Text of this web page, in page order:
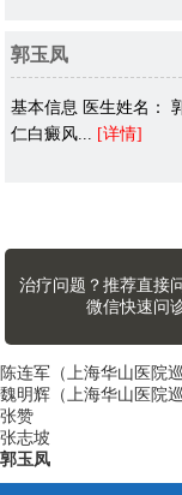
郭玉凤
基本信息 医生姓名：
仁白癜风... [详情]
治疗问题？推荐直接
微信快速问
陈连军（上海华山医院
魏明辉（上海华山医院巡
张赞
张志坡
郭玉凤